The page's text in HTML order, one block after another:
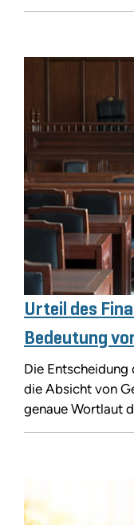
Urteil des
Bedeutung
Die Entscheidung
die Absicht von
genaue Wortlaut